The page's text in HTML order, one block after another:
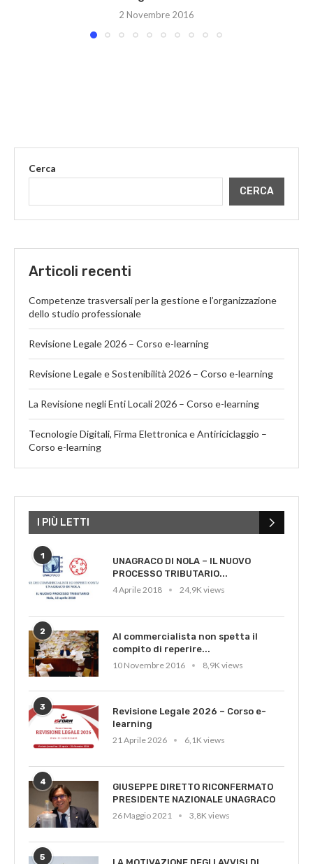
2 Novembre 2016
Cerca
CERCA
Articoli recenti
Competenze trasversali per la gestione e l’organizzazione
dello studio professionale
Revisione Legale 2026 – Corso e-learning
Revisione Legale e Sostenibilità 2026 – Corso e-learning
La Revisione negli Enti Locali 2026 – Corso e-learning
Tecnologie Digitali, Firma Elettronica e Antiriciclaggio –
Corso e-learning
I PIÙ LETTI
1
UNAGRACO DI NOLA – IL NUOVO
PROCESSO TRIBUTARIO...
4 Aprile 2018
24,9K views
2
Al commercialista non spetta il
compito di reperire...
10 Novembre 2016
8,9K views
3
Revisione Legale 2026 – Corso e-
learning
21 Aprile 2026
6,1K views
4
GIUSEPPE DIRETTO RICONFERMATO
PRESIDENTE NAZIONALE UNAGRACO
26 Maggio 2021
3,8K views
5